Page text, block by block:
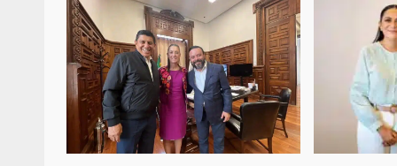
Despliega Gabinete
operativos aéreos en
para reforzar la
búsqueda de persona
admin 17 septiembre 2025